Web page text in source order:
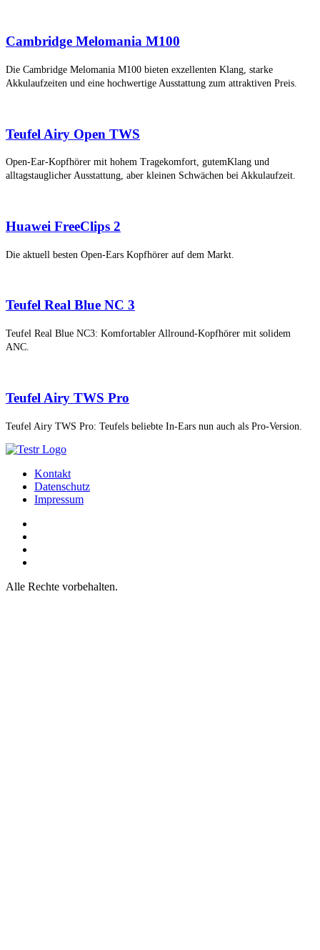
Cambridge Melomania M100
Die Cambridge Melomania M100 bieten exzellenten Klang, starke
Akkulaufzeiten und eine hochwertige Ausstattung zum attraktiven Preis.
Teufel Airy Open TWS
Open-Ear-Kopfhörer mit hohem Tragekomfort, gutemKlang und
alltagstauglicher Ausstattung, aber kleinen Schwächen bei Akkulaufzeit.
Huawei FreeClips 2
Die aktuell besten Open-Ears Kopfhörer auf dem Markt.
Teufel Real Blue NC 3
Teufel Real Blue NC3: Komfortabler Allround-Kopfhörer mit solidem
ANC.
Teufel Airy TWS Pro
Teufel Airy TWS Pro: Teufels beliebte In-Ears nun auch als Pro-Version.
Kontakt
Datenschutz
Impressum
Alle Rechte vorbehalten.